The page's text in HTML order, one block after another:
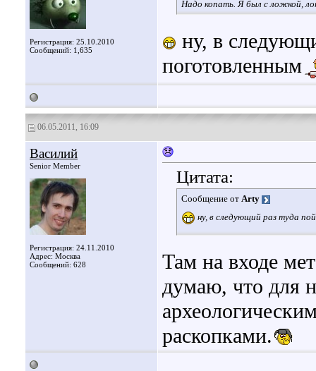
Регистрация: 25.10.2010
Сообщений: 1,635
Надо копать. Я был с ложкой,
ну, в
поготовленным
06.05.2011, 16:09
Василий
Senior Member
Регистрация: 24.11.2010
Адрес: Москва
Сообщений: 628
Цитата:
Сообщение от Arty
ну, в следующий раз туда
Там на входе
думаю, что для
раскопками.